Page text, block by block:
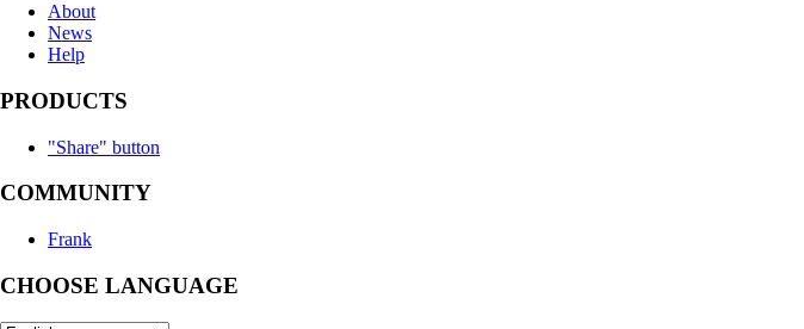
About
News
Help
PRODUCTS
"Share" button
COMMUNITY
Frank
CHOOSE LANGUAGE